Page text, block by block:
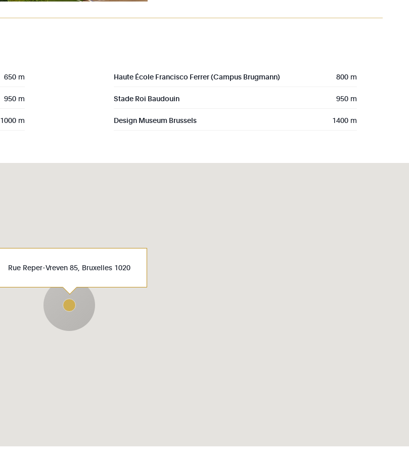
650 m Haute École Francisco Ferrer (Campus Brugmann) 800 m
950 m Stade Roi Baudouin 950 m
1000 m Design Museum Brussels 1400 m
Rue Reper-Vreven 85, Bruxelles 1020